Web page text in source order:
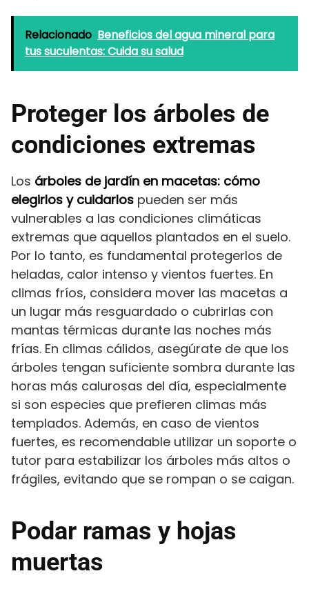
Relacionado Beneficios del agua mineral para
tus suculentas: Cuida su salud
Proteger los árboles de
condiciones extremas
Los árboles de jardín en macetas: cómo
elegirlos y cuidarlos pueden ser más
vulnerables a las condiciones climáticas
extremas que aquellos plantados en el suelo.
Por lo tanto, es fundamental protegerlos de
heladas, calor intenso y vientos fuertes. En
climas fríos, considera mover las macetas a
un lugar más resguardado o cubrirlas con
mantas térmicas durante las noches más
frías. En climas cálidos, asegúrate de que los
árboles tengan suficiente sombra durante las
horas más calurosas del día, especialmente
si son especies que prefieren climas más
templados. Además, en caso de vientos
fuertes, es recomendable utilizar un soporte o
tutor para estabilizar los árboles más altos o
frágiles, evitando que se rompan o se caigan.
Podar ramas y hojas
muertas